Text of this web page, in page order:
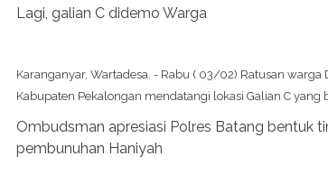
Lagi, galian C didemo Warga
Karanganyar, Wartadesa. - Rabu ( 03/02) Ratusan warga
Kabupaten Pekalongan mendatangi lokasi Galian C yang
Ombudsman apresiasi Polres Batang bentuk
pembunuhan Haniyah